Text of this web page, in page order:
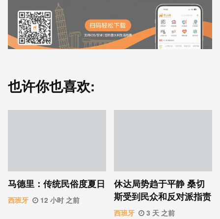
也许你也喜欢:
马德里：传统民俗度夏日
西班牙 12 小时 之前
休达局势趋于平静 桑切
斯受到民众和反对派指责
西班牙 3 天 之前